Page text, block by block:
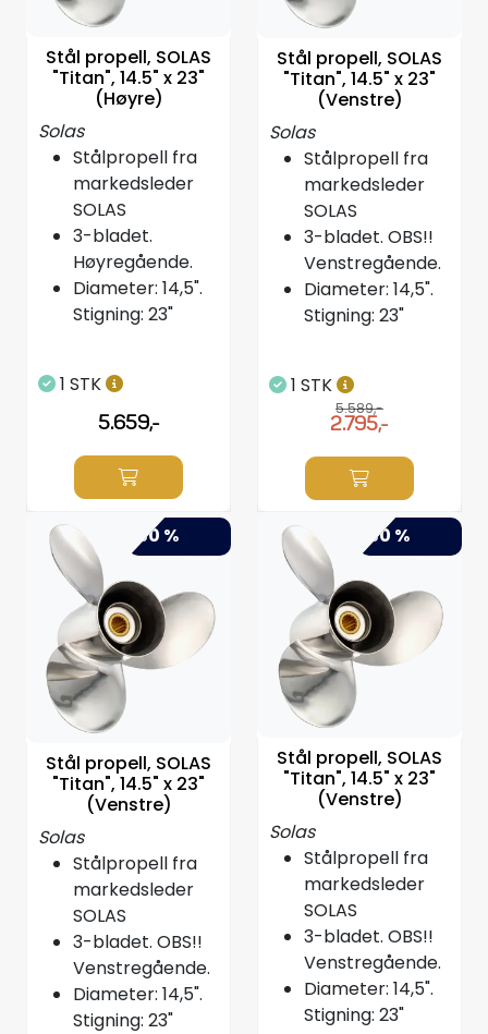
Stål propell, SOLAS
"Titan", 14.5" x 23"
(Høyre)
Solas
Stålpropell fra
markedsleder
SOLAS
3-bladet.
Høyregående.
Diameter: 14,5".
Stigning: 23"
1 STK
5.659,-
Stål propell, SOLAS
"Titan", 14.5" x 23"
(Venstre)
Solas
Stålpropell fra
markedsleder
SOLAS
3-bladet. OBS!!
Venstregående.
Diameter: 14,5".
Stigning: 23"
1 STK
5.589,-
2.795,-
-50 %
Stål propell, SOLAS
"Titan", 14.5" x 23"
(Venstre)
Solas
Stålpropell fra
markedsleder
SOLAS
3-bladet. OBS!!
Venstregående.
Diameter: 14,5".
Stigning: 23"
-50 %
Stål propell, SOLAS
"Titan", 14.5" x 23"
(Venstre)
Solas
Stålpropell fra
markedsleder
SOLAS
3-bladet. OBS!!
Venstregående.
Diameter: 14,5".
Stigning: 23"
Styring/kontroll
Verktøy
Outlet
Motordelsvelger/SONAR
Anoder
Brannslukkere
Hydraulisk styring
Propeller
Servicesett
Outlet